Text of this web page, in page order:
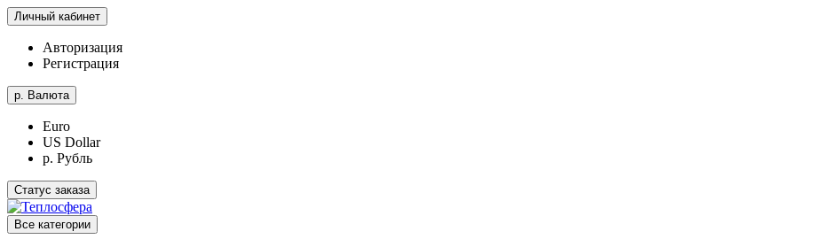
Личный кабинет
Авторизация
Регистрация
р. Валюта
Euro
US Dollar
р. Рубль
Статус заказа
Все категории